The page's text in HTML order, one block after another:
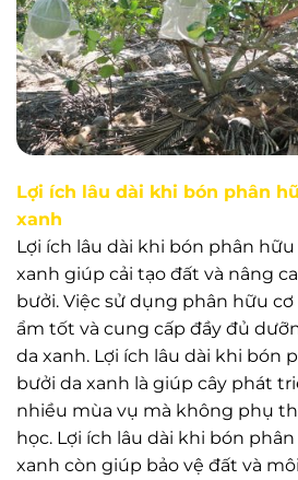
Lợi ích lâu dài khi bón phân
xanh
Lợi ích lâu dài khi bón phân
xanh giúp cải tạo đất và nâng
bưởi. Việc sử dụng phân hữu
ẩm tốt và cung cấp đầy đủ
da xanh. Lợi ích lâu dài khi bón
bưởi da xanh là giúp cây phát
nhiều mùa vụ mà không phụ
học. Lợi ích lâu dài khi bón
xanh còn giúp bảo vệ đất và